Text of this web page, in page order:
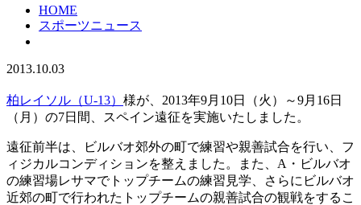
HOME
スポーツニュース
2013.10.03
柏レイソル（U-13） 様が、2013年9月10日（火）～9月16日
（月）の7日間、スペイン遠征を実施いたしました。
遠征前半は、ビルバオ郊外の町で練習や親善試合を行い、フ
ィジカルコンディションを整えました。また、A・ビルバオ
の練習場レサマでトップチームの練習見学、さらにビルバオ
近郊の町で行われたトップチームの親善試合の観戦をするこ